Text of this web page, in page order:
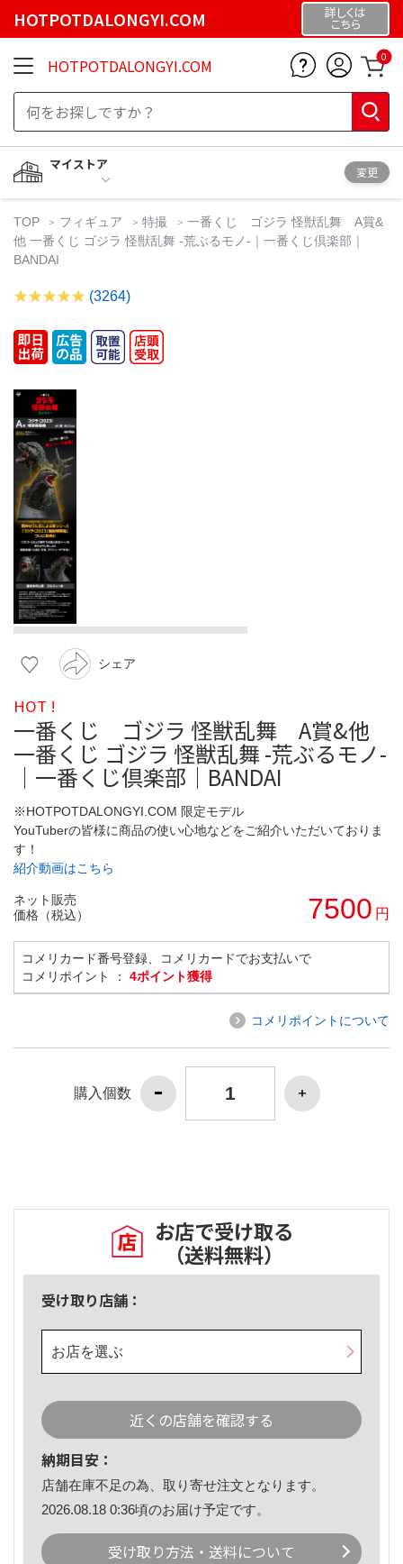
HOTPOTDALONGYI.COM 詳しくは
こちら
HOTPOTDALONGYI.COM 0
マイストア
変更
TOP フィギュア 特撮
一番くじ ゴジラ 怪獣乱舞 A賞&
他 一番くじ ゴジラ 怪獣乱舞 -荒ぶるモノ-｜一番くじ倶楽部｜
BANDAI
(3264)
シェア
HOT !
一番くじ ゴジラ 怪獣乱舞 A賞&他
一番くじ ゴジラ 怪獣乱舞 -荒ぶるモノ-
｜一番くじ倶楽部｜BANDAI
※HOTPOTDALONGYI.COM 限定モデル
YouTuberの皆様に商品の使い心地などをご紹介いただいておりま
す！
紹介動画はこちら
ネット販売
価格（税込）
7500 円
コメリカード番号登録、コメリカードでお支払いで
コメリポイント ： 4ポイント獲得
コメリポイントについて
購入個数
お店で受け取る
（送料無料）
受け取り店舗：
お店を選ぶ
近くの店舗を確認する
納期目安：
店舗在庫不足の為、取り寄せ注文となります。
2026.08.18 0:36頃のお届け予定です。
受け取り方法・送料について